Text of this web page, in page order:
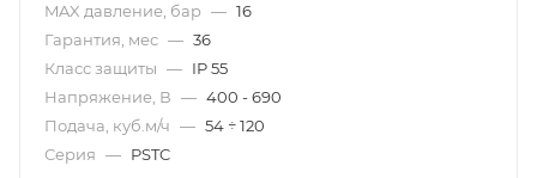
MAX давление, бар — 16
Гарантия, мес — 36
Класс защиты — IP 55
Напряжение, В — 400 - 690
Подача, куб.м/ч — 54 ÷ 120
Серия — PSTC